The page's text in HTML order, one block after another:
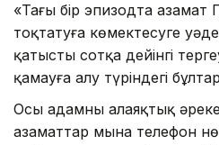
«Тағы бір эпизодта азамат
тоқтатуға көмектесуге уәде
қатысты сотқа дейінгі
қамауға алу түріндегі
Осы адамның алаяқтық
азаматтар мына телефон